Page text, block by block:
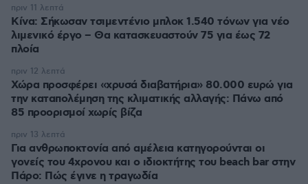
Κίνα: Σήκωσαν τσιμεντένιο μπλοκ 1.540 τόνων για νέο
λιμενικό έργο – Θα κατασκευαστούν 75 για έως 72
πλοία
πριν 11 λεπτά
Χώρα προσφέρει «χρυσά διαβατήρια» 80.000 ευρώ για
την καταπολέμηση της κλιματικής αλλαγής: Πάνω από
85 προορισμοί χωρίς βίζα
πριν 12 λεπτά
Για ανθρωποκτονία από αμέλεια κατηγορούνται οι
γονείς του 4χρονου και ο ιδιοκτήτης του beach bar στην
Πάρο: Πώς έγινε η τραγωδία
πριν 13 λεπτά